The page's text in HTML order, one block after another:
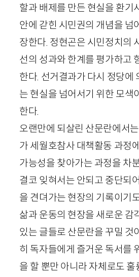
할과 배제를 만든 현실을 환기
안에 갇힌 시민권의 개념을 넘
장한다. 정현곤은 시민정치의
선의 성과와 한계를 평가하고
한다. 선거결과가 다시 정당에
는 현실을 넘어서기 위한 모색
한다.
오랜만에 되살린 산문란에서
가 세월호참사 대책활동 과정
가능성을 찾아가는 과정을 차
결코 잊혀서는 안되고 중단되
을 견뎌가는 현장의 기록이기
삶과 운동의 현장을 새로운 감
있는 글들로 산문란을 꾸밀 것
히 독자들에게 즐거운 독서를
을 할 뿐만 아니라 자체로도 훌